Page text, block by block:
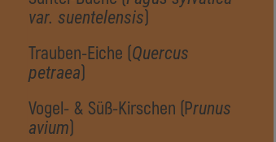
var. suentelensis)
Trauben-Eiche (Quercus
petraea)
Vogel- & Süß-Kirschen (Prunus
avium)